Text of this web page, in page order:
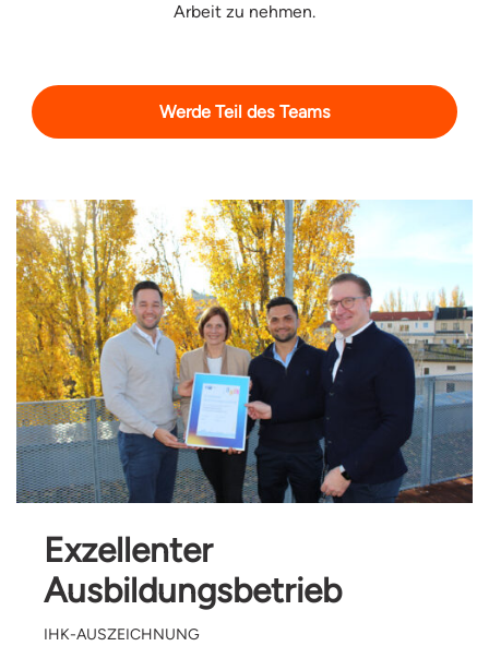
Arbeit zu nehmen.
Werde Teil des Teams
Exzellenter
Ausbildungsbetrieb
IHK-AUSZEICHNUNG